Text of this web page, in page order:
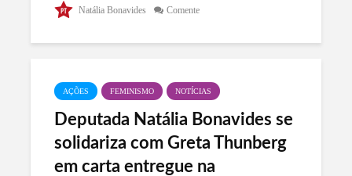
do... Natália Bonavides Comente
AÇÕES FEMINISMO NOTÍCIAS
Deputada Natália Bonavides se
solidariza com Greta Thunberg
em carta entregue na